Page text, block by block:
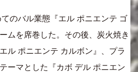
のバル業態『エル ポニエンテ ゴ
ムを席巻した。その後、炭火焼き
ル ポニエンテ カルボン』、プラ
ーマとした『カボ デル ポニエン